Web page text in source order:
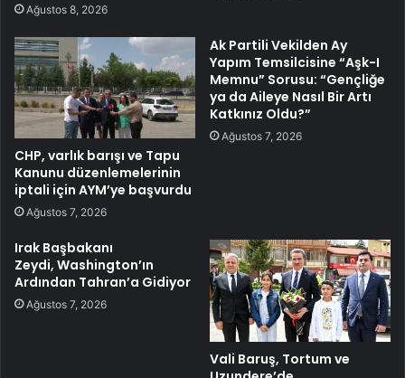
Ağustos 8, 2026
CHP, varlık barışı ve Tapu
Kanunu düzenlemelerinin
iptali için AYM’ye başvurdu
Ağustos 7, 2026
Ak Partili Vekilden Ay
Yapım Temsilcisine “Aşk-I
Memnu” Sorusu: “Gençliğe
ya da Aileye Nasıl Bir Artı
Katkınız Oldu?”
Ağustos 7, 2026
Irak Başbakanı
Zeydi, Washington’ın
Ardından Tahran’a Gidiyor
Ağustos 7, 2026
Vali Baruş, Tortum ve